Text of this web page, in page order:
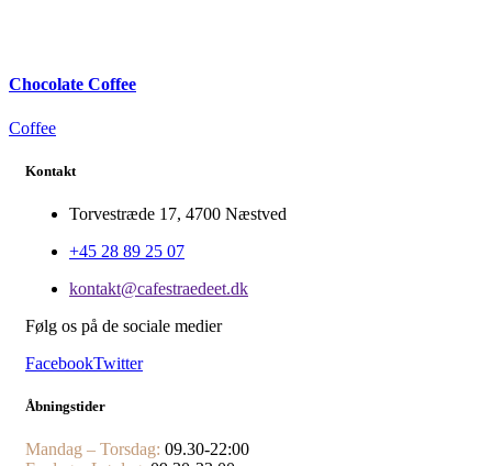
Сhocolate Сoffee
Сoffee
Kontakt
Torvestræde 17, 4700 Næstved
+45 28 89 25 07
kontakt@cafestraedeet.dk
Følg os på de sociale medier
FacebookTwitter
Åbningstider
Mandag – Torsdag: 09.30-22:00